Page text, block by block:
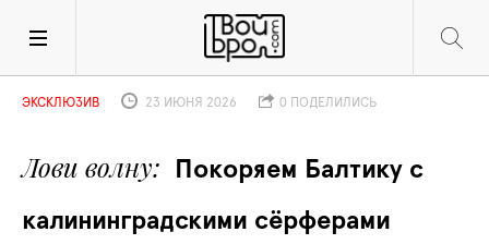
Лови волну
Покоряем Балтику с
калининградскими сёрферами
ЭКСКЛЮЗИВ 23 ИЮНЯ 2026 0 ПОДЕЛИЛИСЬ